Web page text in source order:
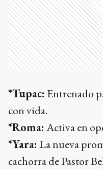
*Tupac: Entrenado
con vida.
*Roma: Activa en
*Yara: La nueva
cachorra de Pastor